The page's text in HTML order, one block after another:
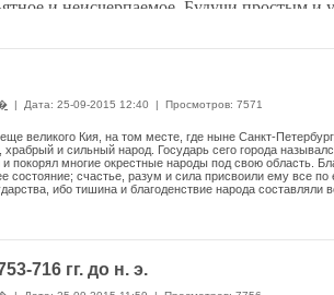
и неисчерпаемое. Будучи простым и
| Дата: 25-09-2015 12:40 | Просмотров: 7571
ве­ликого Кия, на том месте, где ныне Санкт-
и сильный народ. Государь сего города
покорял многие окрестные народы под свою об­ласть.
состояние; счастье, разум и сила присвоили ему все
ибо тишина и благоденствие народа составляли
716 гг. до н. э.